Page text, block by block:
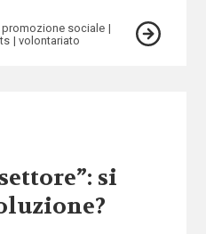
sociale
volontariato
si